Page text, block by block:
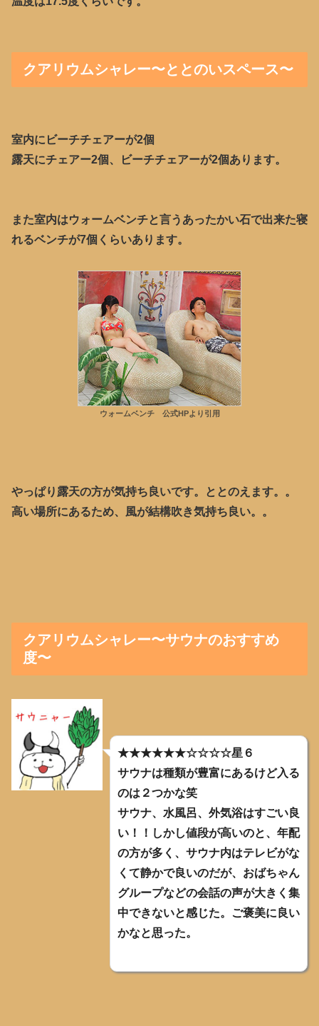
クアリウムシャレー〜ととのいスペース〜
室内にビーチチェアーが2個
露天にチェアー2個、ビーチチェアーが2個あります。
また室内はウォームベンチと言うあったかい石で出来た寝
れるベンチが7個くらいあります。
ウォームベンチ 公式HPより引用
やっぱり露天の方が気持ち良いです。ととのえます。。
高い場所にあるため、風が結構吹き気持ち良い。。
クアリウムシャレー〜サウナのおすすめ
度〜
★★★★★★☆☆☆☆星６
サウナは種類が豊富にあるけど入る
のは２つかな笑
サウナ、水風呂、外気浴はすごい良
い！！しかし値段が高いのと、年配
の方が多く、サウナ内はテレビがな
くて静かで良いのだが、おばちゃん
グループなどの会話の声が大きく集
中できないと感じた。ご褒美に良い
かなと思った。